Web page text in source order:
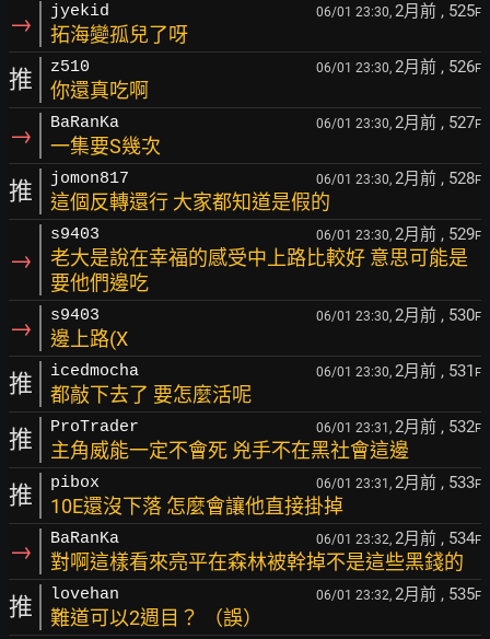
→ jyekid 06/01 23:30, 2月前 , 525F
拓海變孤兒了呀
推 z510 06/01 23:30, 2月前 , 526F
你還真吃啊
→ BaRanKa 06/01 23:30, 2月前 , 527F
一集要S幾次
推 jomon817 06/01 23:30, 2月前 , 528F
這個反轉還行 大家都知道是假的
→
s9403 06/01 23:30, 2月前 , 529F
老大是說在幸福的感受中上路比較好 意思可能是
要他們邊吃
→ s9403 06/01 23:30, 2月前 , 530F
邊上路(X
推 icedmocha 06/01 23:30, 2月前 , 531 F
都敲下去了 要怎麼活呢
推 ProTrader 06/01 23:31, 2月前 , 532F
主角威能一定不會死 兇手不在黑社會這邊
推 pibox 06/01 23:31, 2月前 , 533F
10E還沒下落 怎麼會讓他直接掛掉
→ BaRanKa 06/01 23:32, 2月前 , 534F
對啊這樣看來亮平在森林被幹掉不是這些黑錢的
推 lovehan 06/01 23:32, 2月前 , 535F
難道可以2週目？ （誤）